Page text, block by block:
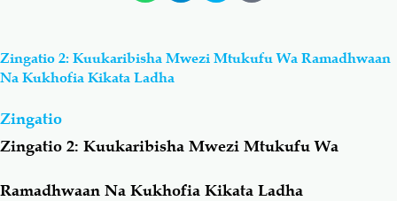
Aqiydah
Shirki & Kufru
Zingatio 2: Kuukaribisha Mwezi Mtukufu Wa Ramadhwaan
Na Kukhofia Kikata Ladha
Zingatio
Zingatio 2: Kuukaribisha Mwezi Mtukufu Wa
Ramadhwaan Na Kukhofia Kikata Ladha